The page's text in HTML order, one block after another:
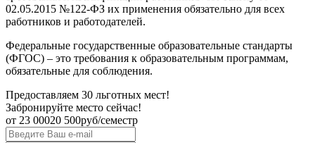
02.05.2015 №122-ФЗ их применения обязательно для всех
работников и работодателей.
Федеральные государственные образовательные стандарты
(ФГОС) – это требования к образовательным программам,
обязательные для соблюдения.
Предоставляем 30 льготных мест!
Забронируйте место сейчас!
от 23 00020 500руб/семестр